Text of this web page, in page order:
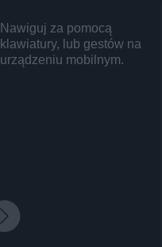
Nawiguj za pomocą
klawiatury, lub gestów na
urządzeniu mobilnym.